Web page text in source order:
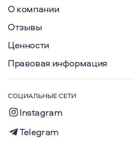
О компании
Отзывы
Ценности
Правовая информация
СОЦИАЛЬНЫЕ СЕТИ
Instagram
Telegram